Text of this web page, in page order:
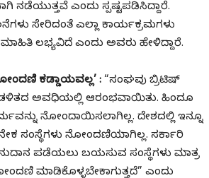
ನಡೆಯುತ್ತವೆ ಎಂದು ಸ್ಪಷ್ಟಪಡಿಸಿದ್ದಾರೆ.
ಸೇರಿದಂತೆ ಎಲ್ಲಾ ಕಾರ್ಯಕ್ರಮಗಳು
ಲಭ್ಯವಿದೆ ಎಂದು ಅವರು ಹೇಳಿದ್ದಾರೆ.
ಕಡ್ಡಾಯವಲ್ಲ’ : “ಸಂಘವು ಬ್ರಿಟಿಷ್
ಅವಧಿಯಲ್ಲಿ ಆರಂಭವಾಯಿತು. ಹಿಂದೂ
ನೋಂದಾಯಿಸಲಾಗಿಲ್ಲ. ದೇಶದಲ್ಲಿ ಇನ್ನೂ
ಸಂಸ್ಥೆಗಳು ನೋಂದಣಿಯಾಗಿಲ್ಲ. ಸರ್ಕಾರಿ
ಪಡೆಯಲು ಬಯಸುವ ಸಂಸ್ಥೆಗಳು ಮಾತ್ರ
ಮಾಡಿಕೊಳ್ಳಬೇಕಾಗುತ್ತದೆ” ಎಂದು